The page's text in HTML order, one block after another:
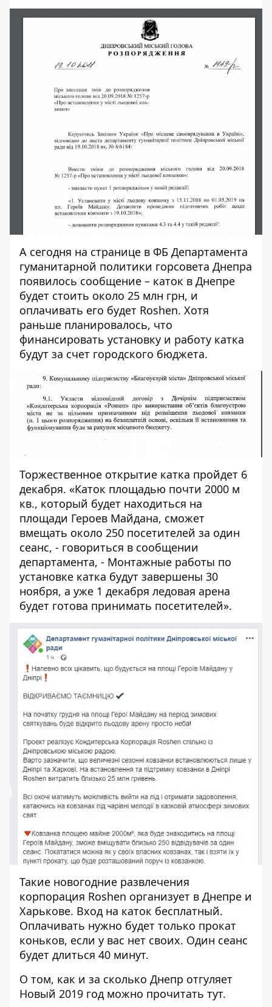
А сегодня на странице в ФБ Департамента
гуманитарной политики горсовета Днепра
появилось сообщение – каток в Днепре
будет стоить около 25 млн грн, и
оплачивать его будет Roshen. Хотя
раньше планировалось, что
финансировать установку и работу катка
будут за счет городского бюджета.
Торжественное открытие катка пройдет 6
декабря. «Каток площадью почти 2000 м
кв., который будет находиться на
площади Героев Майдана, сможет
вмещать около 250 посетителей за один
сеанс, - говориться в сообщении
департамента, - Монтажные работы по
установке катка будут завершены 30
ноября, а уже 1 декабря ледовая арена
будет готова принимать посетителей».
Такие новогодние развлечения
корпорация Roshen организует в Днепре и
Харькове. Вход на каток бесплатный.
Оплачивать нужно будет только прокат
коньков, если у вас нет своих. Один сеанс
будет длиться 40 минут.
О том, как и за сколько Днепр отгуляет
Новый 2019 год можно прочитать тут.